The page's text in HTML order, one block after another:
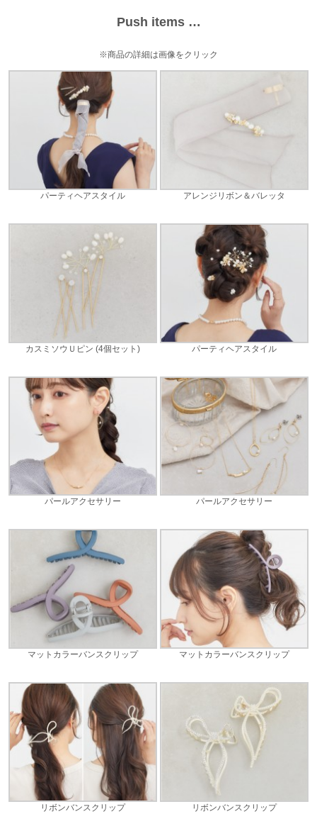
Push items …
※商品の詳細は画像をクリック
パーティヘアスタイル アレンジリボン＆バレッタ
カスミソウＵピン (4個セット) パーティヘアスタイル
パールアクセサリー パールアクセサリー
マットカラーバンスクリップ マットカラーバンスクリップ
リボンバンスクリップ リボンバンスクリップ